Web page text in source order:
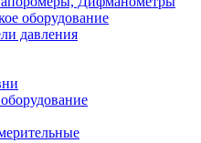
оборудование
давления